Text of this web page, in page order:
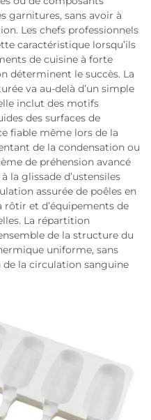
garnitures, sans avoir à
Les chefs professionnels
caractéristique lorsqu’ils
de cuisine à forte
déterminent le succès. La
va au-delà d’un simple
inclut des motifs
des surfaces de
fiable même lors de la
de la condensation ou
de préhension avancé
la glissade d’ustensiles
assurée de poêles en
rôtir et d’équipements de
La répartition
de la structure du
uniforme, sans
la circulation sanguine